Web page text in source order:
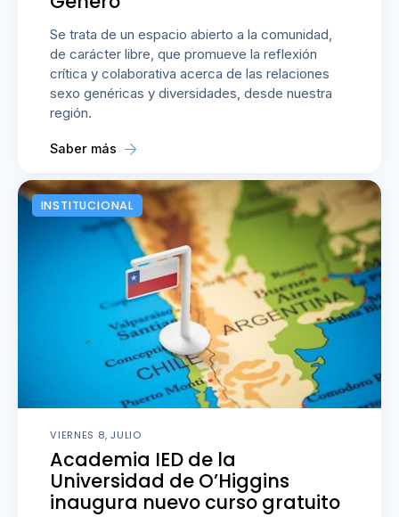
Se trata de un espacio abierto a la comunidad,
de carácter libre, que promueve la reflexión
crítica y colaborativa acerca de las relaciones
sexo genéricas y diversidades, desde nuestra
región.
Saber más
INSTITUCIONAL
VIERNES 8, JULIO
Academia IED de la
Universidad de O’Higgins
inaugura nuevo curso gratuito